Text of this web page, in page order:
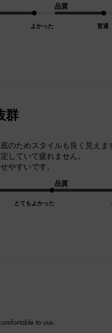
よかった
品質
普通
群
のためスタイルも良く見えま
していて疲れません。
やすいです。
とてもよかった
品質
to use.